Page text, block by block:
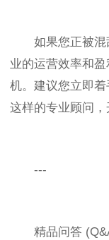
如果您正被混
业的运营效率和
机。建议您立即
这样的专业顾问，
---
精品问答